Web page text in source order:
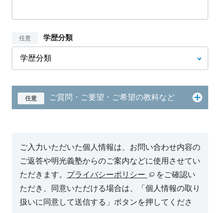
任意 学歴分類
任意 ご質問・ご要望・ご希望の教科など
ご入力いただいた個人情報は、お問い合わせ内容の
ご返答や明光義塾からのご案内などに使用させてい
ただきます。 プライバシーポリシー
をご確認い
ただき、同意いただける場合は、「個人情報の取り
扱いに同意して送信する」ボタンを押してくださ